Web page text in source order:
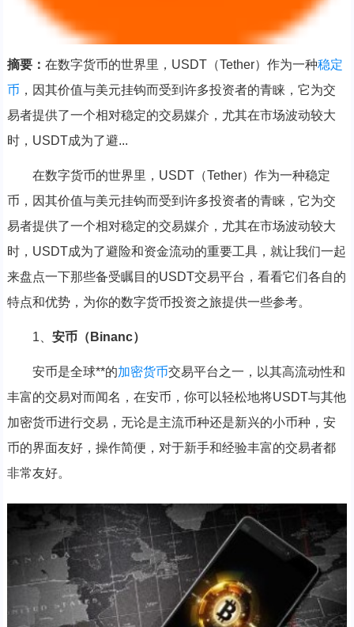
摘要： 在数字货币的世界里，USDT（Tether）作为一种稳定
币 ，因其价值与美元挂钩而受到许多投资者的青睐，它为交
易者提供了一个相对稳定的交易媒介，尤其在市场波动较大
时，USDT成为了避...
在数字货币的世界里，USDT（Tether）作为一种稳定
币，因其价值与美元挂钩而受到许多投资者的青睐，它为交
易者提供了一个相对稳定的交易媒介，尤其在市场波动较大
时，USDT成为了避险和资金流动的重要工具，就让我们一起
来盘点一下那些备受瞩目的USDT交易平台，看看它们各自的
特点和优势，为你的数字货币投资之旅提供一些参考。
1、 安币（Binanc）
安币是全球**的加密货币交易平台之一，以其高流动性和
丰富的交易对而闻名，在安币，你可以轻松地将USDT与其他
加密货币进行交易，无论是主流币种还是新兴的小币种，安
币的界面友好，操作简便，对于新手和经验丰富的交易者都
非常友好。